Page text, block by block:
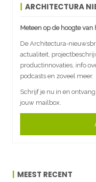
ARCHITECTURA
Meteen op de hoogte
De Architectura-
actualiteit,
productinnovaties, info
podcasts en zoveel meer.
Schrijf je nu in en
jouw mailbox.
MEEST RECENT